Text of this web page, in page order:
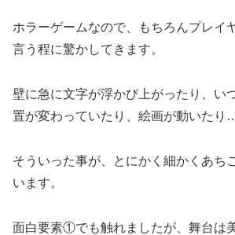
ホラーゲームなので、もちろんプレイ
言う程に驚かしてきます。
壁に急に文字が浮かび上がったり、い
置が変わっていたり、絵画が動いたり…
そういった事が、とにかく細かくあち
います。
面白要素①でも触れましたが、舞台は